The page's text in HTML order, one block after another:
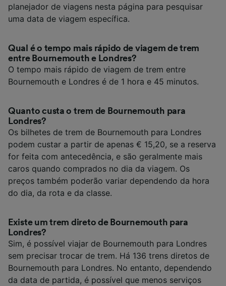
planejador de viagens nesta página para pesquisar
uma data de viagem específica.
Qual é o tempo mais rápido de viagem de trem
entre Bournemouth e Londres?
O tempo mais rápido de viagem de trem entre
Bournemouth e Londres é de 1 hora e 45 minutos.
Quanto custa o trem de Bournemouth para
Londres?
Os bilhetes de trem de Bournemouth para Londres
podem custar a partir de apenas € 15,20, se a reserva
for feita com antecedência, e são geralmente mais
caros quando comprados no dia da viagem. Os
preços também poderão variar dependendo da hora
do dia, da rota e da classe.
Existe um trem direto de Bournemouth para
Londres?
Sim, é possível viajar de Bournemouth para Londres
sem precisar trocar de trem. Há 136 trens diretos de
Bournemouth para Londres. No entanto, dependendo
da data de partida, é possível que menos serviços